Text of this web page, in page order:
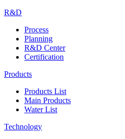
R&D
Process
Planning
R&D Center
Certification
Products
Products List
Main Products
Water List
Technology